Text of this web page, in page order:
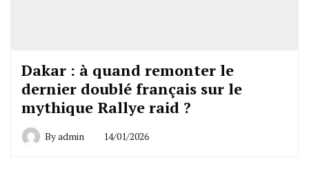
Dakar : à quand remonter le
dernier doublé français sur le
mythique Rallye raid ?
Byadmin 14/01/2026